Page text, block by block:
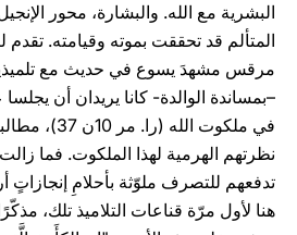
البشرية مع الله. والبشارة، محور
المتألم قد تحققت بموته وقيامته. تقدم
مرقس مشهدَ يسوع في حديث مع تلميذيه
–بمساندة الوالدة- كانا يريدان أن
في ملكوت
نظرتهم الهرمية لهذا الملكوت. فما
تدفعهم للتصرف ملوّثة بأحلامِ إنجازاتٍ
هنا لأول مرّة قناعات التلاميذ تلك،